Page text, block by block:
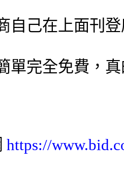
自己在上面刊
單完全免費，
https://